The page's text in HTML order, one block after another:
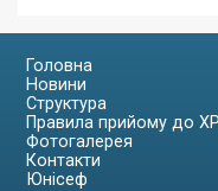
Головна
Новини
Структура
Правила прийому до
Фотогалерея
Контакти
Юнісеф